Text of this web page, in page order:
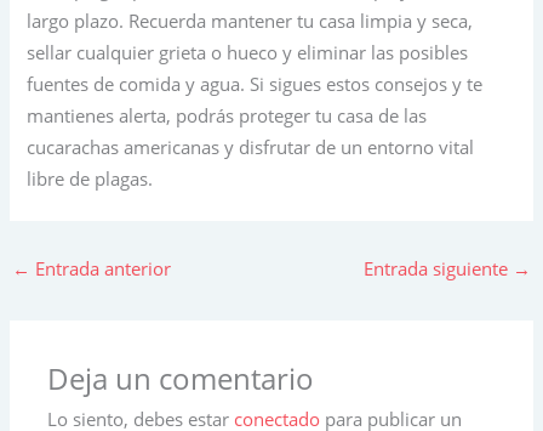
largo plazo. Recuerda mantener tu casa limpia y seca,
sellar cualquier grieta o hueco y eliminar las posibles
fuentes de comida y agua. Si sigues estos consejos y te
mantienes alerta, podrás proteger tu casa de las
cucarachas americanas y disfrutar de un entorno vital
libre de plagas.
← Entrada anterior Entrada siguiente →
Deja un comentario
Lo siento, debes estar conectado para publicar un